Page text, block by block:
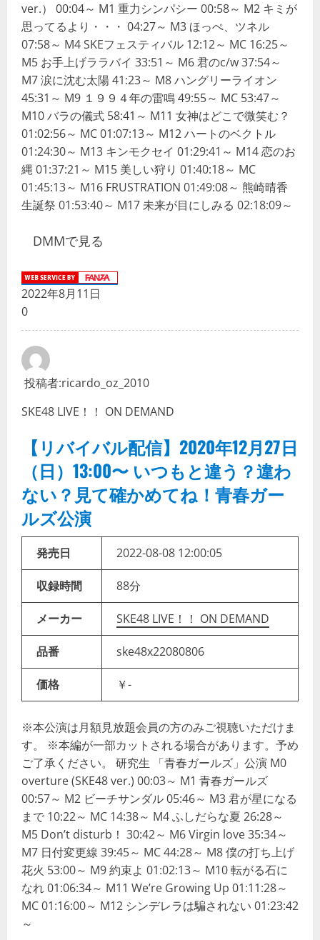
ver.） 00:04～ M1 重力シンパシー 00:58～ M2 キミが
思ってるより・・・ 04:27～ M3 ほっぺ、ツネル
07:58～ M4 SKEフェスティバル 12:12～ MC 16:25～
M5 お手上げララバイ 33:51～ M6 君のc/w 37:54～
M7 涙に沈む太陽 41:23～ M8 ハングリーライオン
45:31～ M9 １９９４年の雷鳴 49:55～ MC 53:47～
M10 バラの儀式 58:41～ M11 女神はどこで微笑む？
01:02:56～ MC 01:07:13～ M12 ハートのベクトル
01:24:30～ M13 キンモクセイ 01:29:41～ M14 恋のお
縄 01:37:21～ M15 美しい狩り 01:40:18～ MC
01:45:13～ M16 FRUSTRATION 01:49:08～ 熊崎晴香
生誕祭 01:53:40～ M17 未来が目にしみる 02:18:09～
DMMで見る
2022年8月11日
0
投稿者:ricardo_oz_2010
SKE48 LIVE！！ ON DEMAND
【リバイバル配信】2020年12月27日
（日）13:00〜 いつもと違う？違わ
ない？見て確かめてね！青春ガー
ルズ公演
発売日 2022-08-08 12:00:05
収録時間 88分
メーカー SKE48 LIVE！！ ON DEMAND
品番 ske48x22080806
価格 ￥-
※本公演は月額見放題会員の方のみご視聴いただけま
す。 ※本編が一部カットされる場合があります。予め
ご了承ください。 研究生 「青春ガールズ」公演 M0
overture (SKE48 ver.) 00:03～ M1 青春ガールズ
00:57～ M2 ビーチサンダル 05:46～ M3 君が星になる
まで 10:22～ MC 14:38～ M4 ふしだらな夏 26:28～
M5 Don’t disturb！ 30:42～ M6 Virgin love 35:34～
M7 日付変更線 39:45～ MC 44:28～ M8 僕の打ち上げ
花火 53:00～ M9 約束よ 01:02:13～ M10 転がる石に
なれ 01:06:34～ M11 We’re Growing Up 01:11:28～
MC 01:16:00～ M12 シンデレラは騙されない 01:23:42
～